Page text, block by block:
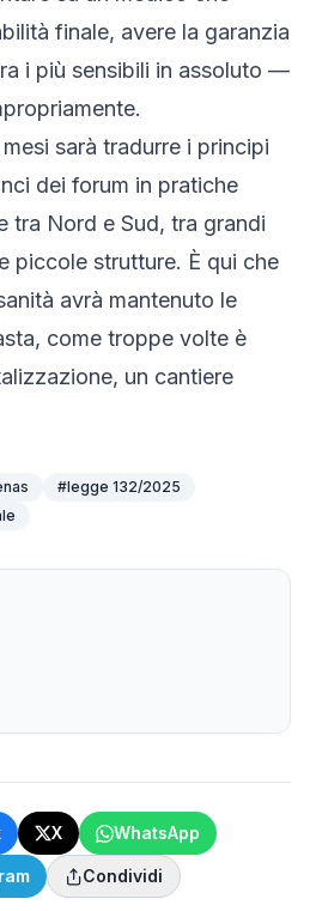
finale, avere la garanzia
i più sensibili in assoluto —
sarà tradurre i principi
dei forum in pratiche
tra Nord e Sud, tra grandi
piccole strutture. È qui che
avrà mantenuto le
come troppe volte è
un cantiere
#legge 132/2025
X WhatsApp
Condividi